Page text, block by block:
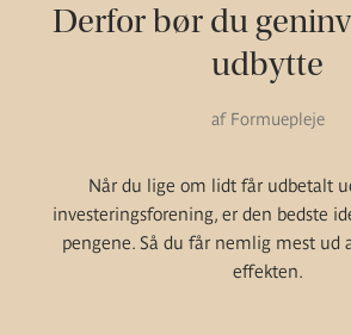
Derfor bør du
udbytte
af Formuepleje
Når du lige om lidt får udbetalt
investeringsforening, er den bedste
pengene. Så du får nemlig mest ud
effekten.